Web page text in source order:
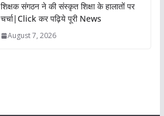
शिक्षक संगठन ने की संस्कृत शिक्षा के हालातों पर
चर्चा|Click कर पढ़िये पूरी News
August 7, 2026